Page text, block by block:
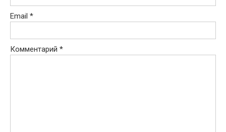
Email *
Комментарий *